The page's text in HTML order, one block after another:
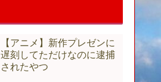
【アニメ】新作プレゼンに
遅刻してただけなのに逮捕
されたやつ